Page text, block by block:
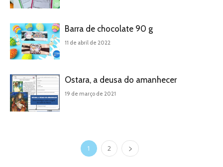
Barra de chocolate 90 g
11 de abril de 2022
Ostara, a deusa do amanhecer
19 de março de 2021
1 2